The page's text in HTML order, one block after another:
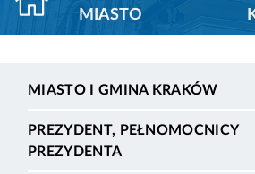
MIASTO
MIASTO I GMINA KRAKÓW
PREZYDENT, PEŁNOMOCNICY
PREZYDENTA